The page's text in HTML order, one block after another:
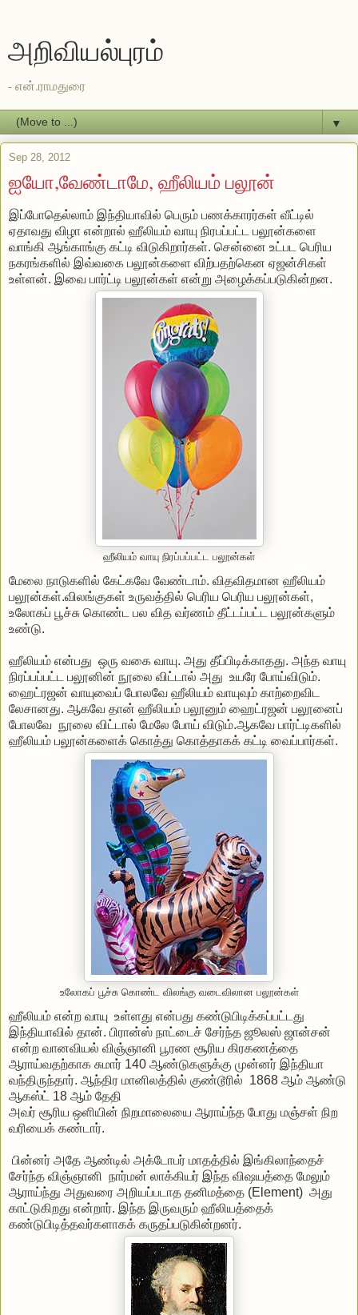
அறிவியல்புரம்
- என்.ராமதுரை
▼
Sep 28, 2012
ஐயோ,வேண்டாமே, ஹீலியம் பலூன்
இப்போதெல்லாம் இந்தியாவில் பெரும் பணக்காரர்கள் வீட்டில்
ஏதாவது விழா என்றால் ஹீலியம் வாயு நிரபப்பட்ட பலூன்களை
வாங்கி ஆங்காங்கு கட்டி விடுகிறார்கள். சென்னை உட்பட பெரிய
நகரங்களில் இவ்வகை பலூன்களை விற்பதற்கென ஏஜன்சிகள்
உள்ளன். இவை பார்ட்டி பலூன்கள் என்று அழைக்கப்படுகின்றன.
ஹீலியம் வாயு நிரப்பப்பட்ட பலூன்கள்
மேலை நாடுகளில் கேட்கவே வேண்டாம். விதவிதமான ஹீலியம்
பலூன்கள்.விலங்குகள் உருவத்தில் பெரிய பெரிய பலூன்கள்,
உலோகப் பூச்சு கொண்ட பல வித வர்ணம் தீட்டப்பட்ட பலூன்களும்
உண்டு.
ஹீலியம் என்பது ஒரு வகை வாயு. அது தீப்பிடிக்காதது. அந்த வாயு
நிரப்பப்பட்ட பலூனின் நூலை விட்டால் அது உயரே போய்விடும்.
ஹைட்ரஜன் வாயுவைப் போலவே ஹீலியம் வாயுவும் காற்றைவிட
லேசானது. ஆகவே தான் ஹீலியம் பலூனும் ஹைட்ரஜன் பலூனைப்
போலவே நூலை விட்டால் மேலே போய் விடும்.ஆகவே பார்ட்டிகளில்
ஹீலியம் பலூன்களைக் கொத்து கொத்தாகக் கட்டி வைப்பார்கள்.
உலோகப் பூச்சு கொண்ட விலங்கு வடைவிலான பலூன்கள்
ஹீலியம் என்ற வாயு உள்ளது என்பது கண்டுபிடிக்கப்பட்டது
இந்தியாவில் தான். பிரான்ஸ் நாட்டைச் சேர்ந்த ஜூலஸ் ஜான்சன்
என்ற வானவியல் விஞ்ஞானி பூரண சூரிய கிரகணத்தை
ஆராய்வதற்காக சுமார் 140 ஆண்டுகளுக்கு முன்னர் இந்தியா
வந்திருந்தார். ஆந்திர மானிலத்தில் குண்டூரில் 1868 ஆம் ஆண்டு
ஆகஸ்ட் 18 ஆம் தேதி
அவர் சூரிய ஒளியின் நிறமாலையை ஆராய்ந்த போது மஞ்சள் நிற
வரியைக் கண்டார்.
பின்னர் அதே ஆண்டில் அக்டோபர் மாதத்தில் இங்கிலாந்தைச்
சேர்ந்த விஞ்ஞானி நார்மன் லாக்கியர் இந்த விஷயத்தை மேலும்
ஆராய்ந்து அதுவரை அறியப்படாத தனிமத்தை (Element) அது
காட்டுகிறது என்றார். இந்த இருவரும் ஹீலியத்தைக்
கண்டுபிடித்தவர்களாகக் கருதப்படுகின்றனர்.